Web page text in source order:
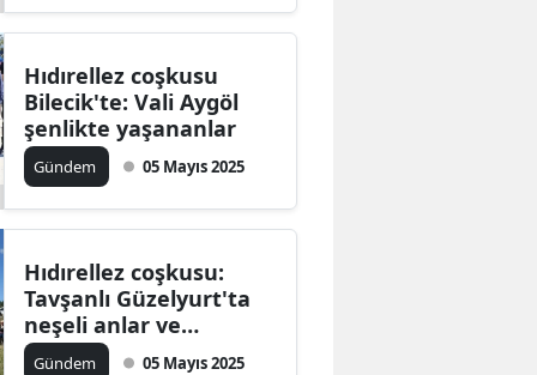
Hıdırellez coşkusu
Bilecik'te: Vali Aygöl
şenlikte yaşananlar
Gündem 05 Mayıs 2025
Hıdırellez coşkusu:
Tavşanlı Güzelyurt'ta
neşeli anlar ve
geleneksel ikramlar
Gündem 05 Mayıs 2025